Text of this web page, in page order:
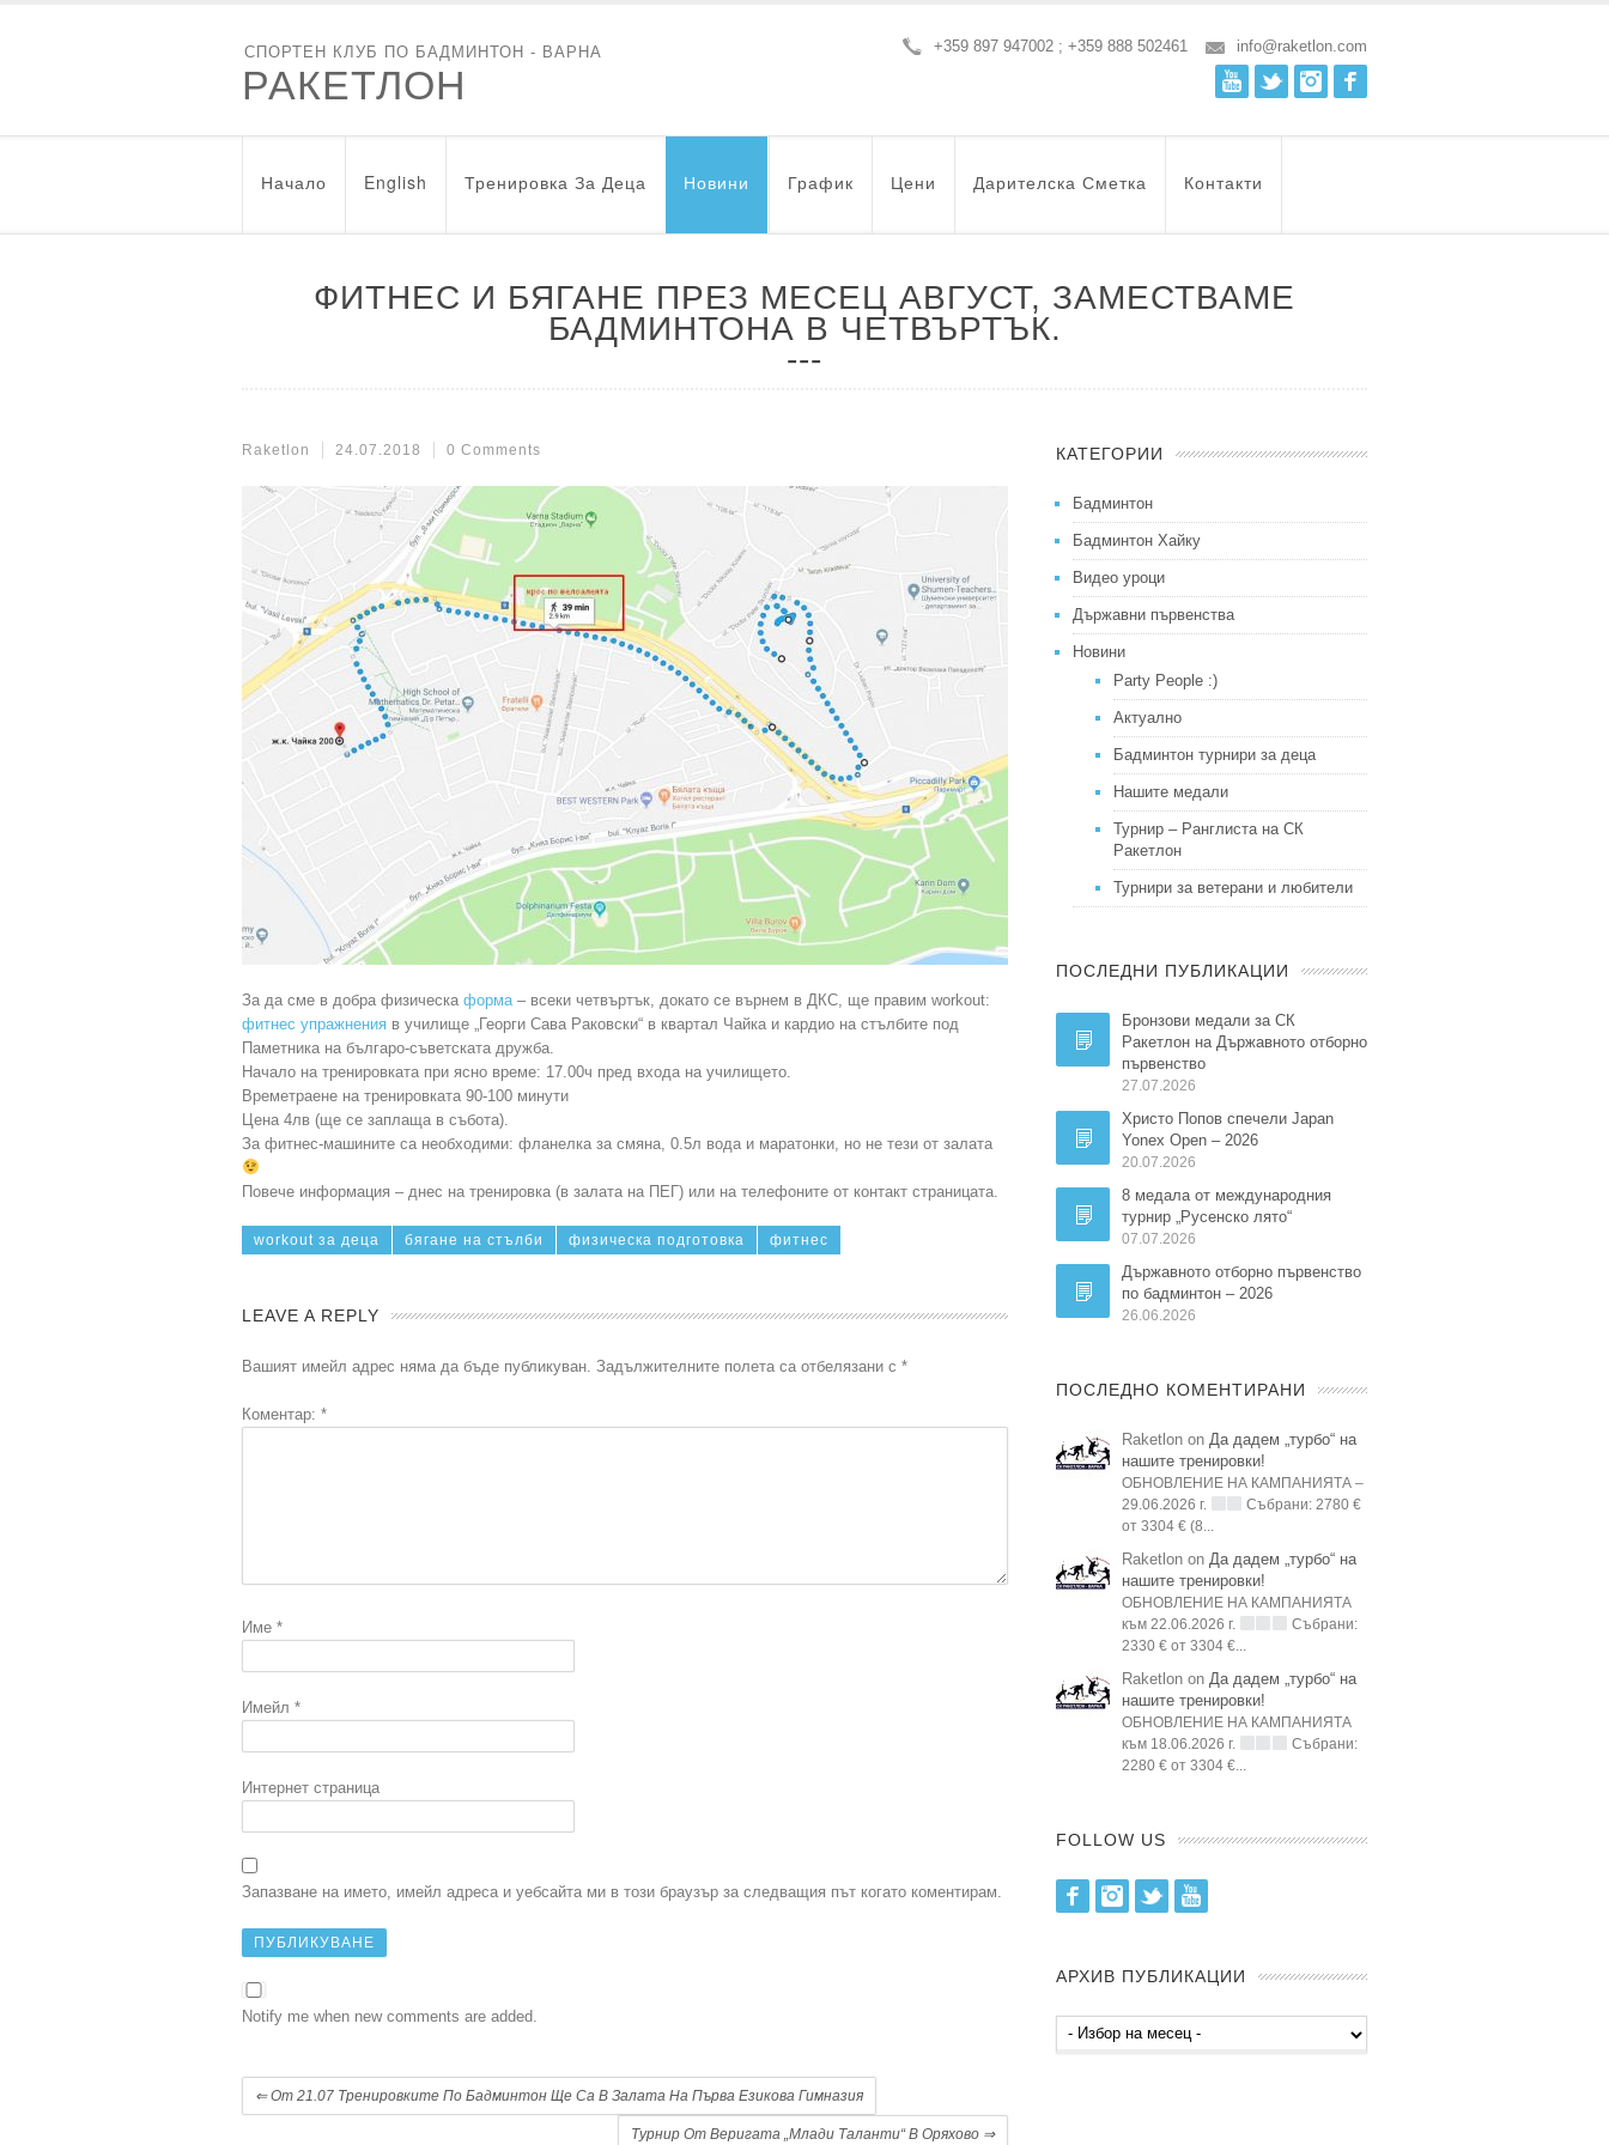
СПОРТЕН КЛУБ ПО БАДМИНТОН - ВАРНА
РАКЕТЛОН
+359 897 947002 ; +359 888 502461
info@raketlon.com
Instagram
Twitter
Youtube
Начало English Тренировка За Деца Новини График Цени Дарителска Сметка Контакти
ФИТНЕС И БЯГАНЕ ПРЕЗ МЕСЕЦ АВГУСТ, ЗАМЕСТВАМЕ
БАДМИНТОНА В ЧЕТВЪРТЪК.
Raketlon 24.07.2018 0 Comments
За да сме в добра физическа форма– всеки четвъртък, докато се върнем в ДКС, ще правим workout:
фитнес упражнения в училище „Георги Сава Раковски“ в квартал Чайка и кардио на стълбите под
Паметника на българо-съветската дружба.
Начало на тренировката при ясно време: 17.00ч пред входа на училището.
Времетраене на тренировката 90-100 минути
Цена 4лв (ще се заплаща в събота).
За фитнес-машините са необходими: фланелка за смяна, 0.5л вода и маратонки, но не тези от залата
Повече информация – днес на тренировка (в залата на ПЕГ) или на телефоните от контакт страницата.
workout за деца бягане на стълби физическа подготовка фитнес
LEAVE A REPLY
Вашият имейл адрес няма да бъде публикуван. Задължителните полета са отбелязани с *
Коментар: *
Име *
Имейл *
Интернет страница
Запазване на името, имейл адреса и уебсайта ми в този браузър за следващия път когато коментирам.
Notify me when new comments are added.
⇐От 21.07 Тренировките По Бадминтон Ще Са В Залата На Първа Езикова Гимназия
Турнир От Веригата „Млади Таланти“ В Оряхово ⇒
КАТЕГОРИИ
Бадминтон
Бадминтон Хайку
Видео уроци
Държавни първенства
Новини
Party People :)
Актуално
Бадминтон турнири за деца
Нашите медали
Турнир – Ранглиста на СК
Ракетлон
Турнири за ветерани и любители
ПОСЛЕДНИ ПУБЛИКАЦИИ
Бронзови медали за СК
Ракетлон на Държавното отборно
първенство
27.07.2026
Христо Попов спечели Japan
Yonex Open – 2026
20.07.2026
8 медала от международния
турнир „Русенско лято“
07.07.2026
Държавното отборно първенство
по бадминтон – 2026
26.06.2026
ПОСЛЕДНО КОМЕНТИРАНИ
Raketlon on Да дадем „турбо“ на
нашите тренировки!
ОБНОВЛЕНИЕ НА КАМПАНИЯТА –
29.06.2026 г.
Събрани: 2780 €
от 3304 € (8...
Raketlon on Да дадем „турбо“ на
нашите тренировки!
ОБНОВЛЕНИЕ НА КАМПАНИЯТА
към 22.06.2026 г.
Събрани:
2330 € от 3304 €...
Raketlon on Да дадем „турбо“ на
нашите тренировки!
ОБНОВЛЕНИЕ НА КАМПАНИЯТА
към 18.06.2026 г.
Събрани:
2280 € от 3304 €...
FOLLOW US
FacebookInstagram
Twitter
АРХИВ ПУБЛИКАЦИИ
Архив
публикации